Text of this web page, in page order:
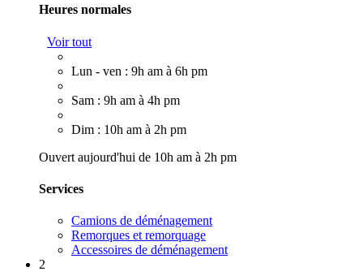
Heures normales
Voir tout
Lun - ven : 9h am à 6h pm
Sam : 9h am à 4h pm
Dim : 10h am à 2h pm
Ouvert aujourd'hui de 10h am à 2h pm
Services
Camions de déménagement
Remorques et remorquage
Accessoires de déménagement
2